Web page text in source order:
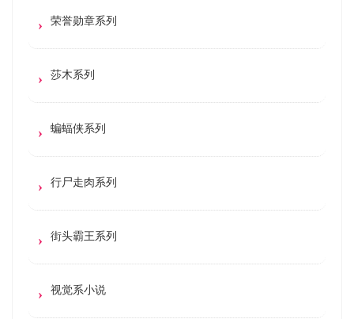
荣誉勋章系列
莎木系列
蝙蝠侠系列
行尸走肉系列
街头霸王系列
视觉系小说